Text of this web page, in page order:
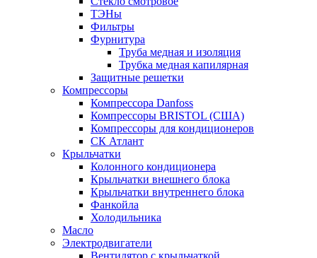
ТЭНы
Фильтры
Фурнитура
Труба медная и изоляция
Трубка медная капилярная
Защитные решетки
Компрессоры
Компрессора Danfoss
Компрессоры BRISTOL (США)
Компрессоры для кондиционеров
СК Атлант
Крыльчатки
Колонного кондиционера
Крыльчатки внешнего блока
Крыльчатки внутреннего блока
Фанкойла
Холодильника
Масло
Электродвигатели
Вентилятор с крыльчаткой